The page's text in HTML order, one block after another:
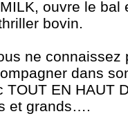
ouvre le
bovin.
ne
dans
TOUT EN HAUT
et grands….